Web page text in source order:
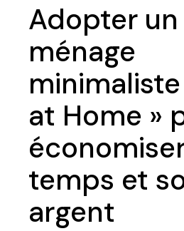
Adopter un
ménage
minimaliste
at Home »
temps et
argent